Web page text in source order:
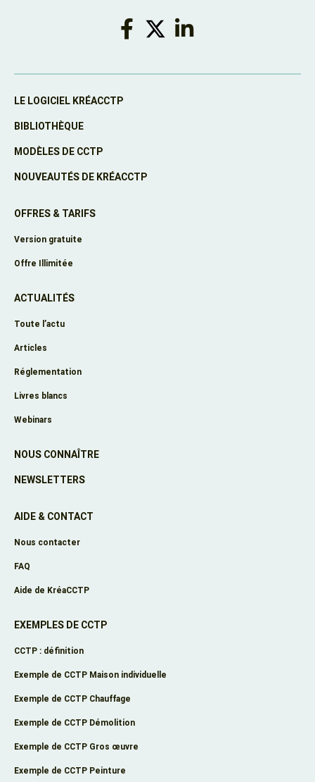
LE LOGICIEL KRÉACCTP
BIBLIOTHÈQUE
MODÈLES DE CCTP
NOUVEAUTÉS DE KRÉACCTP
OFFRES & TARIFS
Version gratuite
Offre Illimitée
ACTUALITÉS
Toute l’actu
Articles
Réglementation
Livres blancs
Webinars
NOUS CONNAÎTRE
NEWSLETTERS
AIDE & CONTACT
Nous contacter
FAQ
Aide de KréaCCTP
EXEMPLES DE CCTP
CCTP : définition
Exemple de CCTP Maison individuelle
Exemple de CCTP Chauffage
Exemple de CCTP Démolition
Exemple de CCTP Gros œuvre
Exemple de CCTP Peinture